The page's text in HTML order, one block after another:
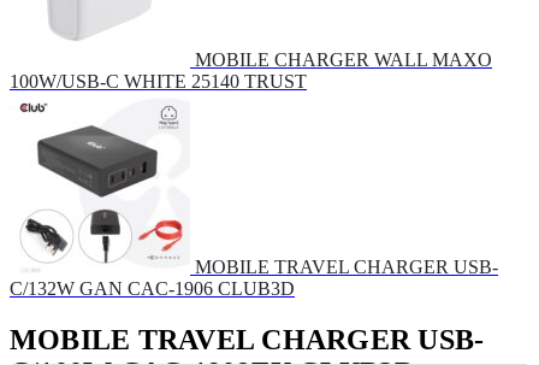
MOBILE CHARGER WALL MAXO
100W/USB-C WHITE 25140 TRUST
MOBILE TRAVEL CHARGER USB-
C/132W GAN CAC-1906 CLUB3D
MOBILE TRAVEL CHARGER USB-